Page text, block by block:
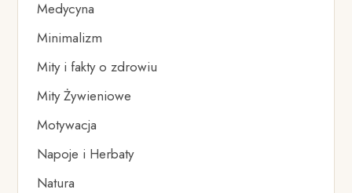
Medycyna
Minimalizm
Mity i fakty o zdrowiu
Mity Żywieniowe
Motywacja
Napoje i Herbaty
Natura